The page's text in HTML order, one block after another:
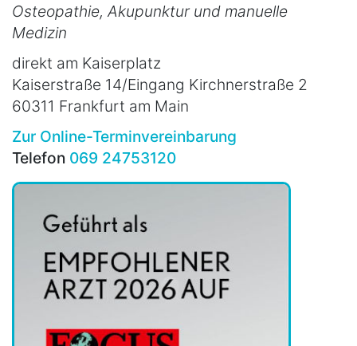
Osteopathie, Akupunktur und manuelle
Medizin
direkt am Kaiserplatz
Kaiserstraße 14/Eingang Kirchnerstraße 2
60311 Frankfurt am Main
Zur Online-Terminvereinbarung
Telefon 069 24753120